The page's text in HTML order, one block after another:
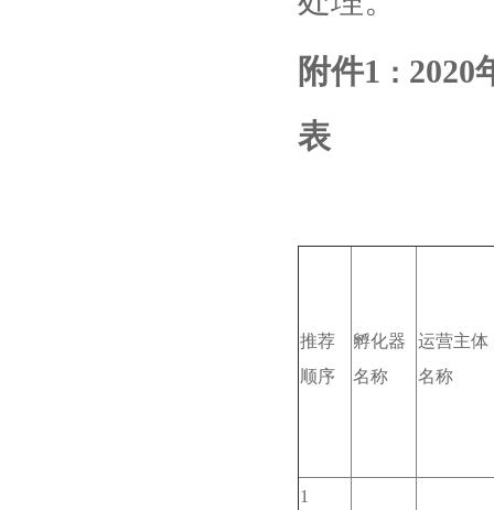
附件1 ： 2020
表
推荐
顺序
孵化器
名称
运营主体
名称
1